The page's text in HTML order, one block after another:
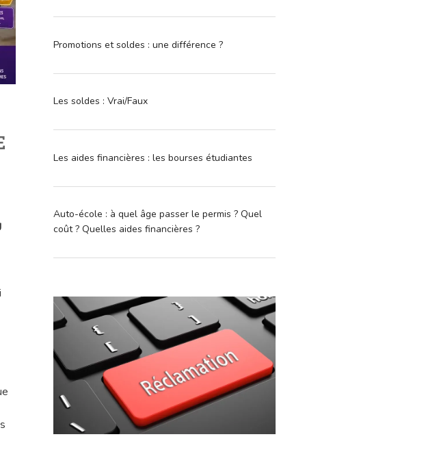
Promotions et soldes : une différence ?
Les soldes : Vrai/Faux
Les aides financières : les bourses étudiantes
Auto-école : à quel âge passer le permis ? Quel
coût ? Quelles aides financières ?